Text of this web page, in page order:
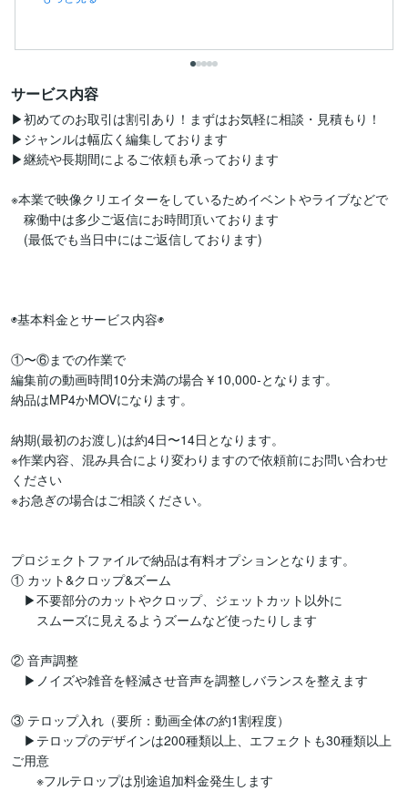
サービス内容
▶︎初めてのお取引は割引あり！まずはお気軽に相談・見積もり！
▶︎ジャンルは幅広く編集しております
▶︎継続や長期間によるご依頼も承っております
※本業で映像クリエイターをしているためイベントやライブなどで
稼働中は多少ご返信にお時間頂いております
(最低でも当日中にはご返信しております)
◉基本料金とサービス内容◉
①〜⑥までの作業で
編集前の動画時間10分未満の場合￥10,000-となります。
納品はMP4かMOVになります。
納期(最初のお渡し)は約4日〜14日となります。
※作業内容、混み具合により変わりますので依頼前にお問い合わせ
ください
※お急ぎの場合はご相談ください。
プロジェクトファイルで納品は有料オプションとなります。
① カット&クロップ&ズーム
▶︎不要部分のカットやクロップ、ジェットカット以外に
スムーズに見えるようズームなど使ったりします
② 音声調整
▶︎ノイズや雑音を軽減させ音声を調整しバランスを整えます
③ テロップ入れ（要所：動画全体の約1割程度）
▶︎テロップのデザインは200種類以上、エフェクトも30種類以上
ご用意
※フルテロップは別途追加料金発生します